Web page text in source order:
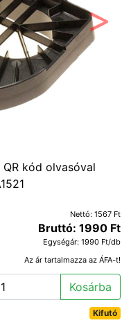
Nettó: 1567 Ft
Bruttó: 1990 Ft
Egységár: 1990 Ft/db
Az ár tartalmazza az ÁFA-t!
Kosárba
Kifutó